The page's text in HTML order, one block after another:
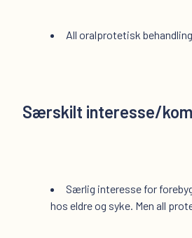
All oralprotetisk
Særskilt interesse/
Særlig interesse for
hos eldre og syke. Men all